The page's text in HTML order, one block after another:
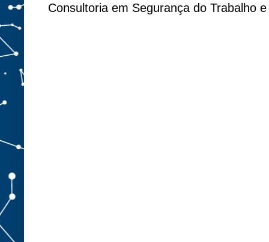
Consultoria em Segurança do Trabalho